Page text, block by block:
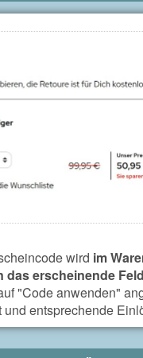
wird im
erscheinende
"Code anwenden"
entsprechende